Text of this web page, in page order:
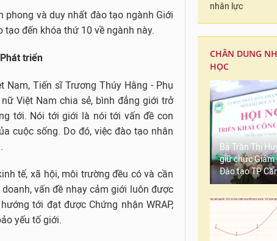
phong và duy nhất đào tạo ngành Giới
đến khóa thứ 10 về ngành này.
triển
Tiến sĩ Trương Thúy Hằng - Phụ
Việt Nam chia sẻ, bình đẳng giới trở
tới. Nói tới giới là nói tới vấn đề con
cuộc sống. Do đó, việc đào tạo nhân
tế, xã hội, môi trường đều có và cần
vấn đề nhạy cảm giới luôn được
tới đạt được Chứng nhận WRAP,
yếu tố giới.
nhân lực
CHÂN DUNG
HỌC
Bà Trần Thị
giữ chức Giám
Đào tạo TP